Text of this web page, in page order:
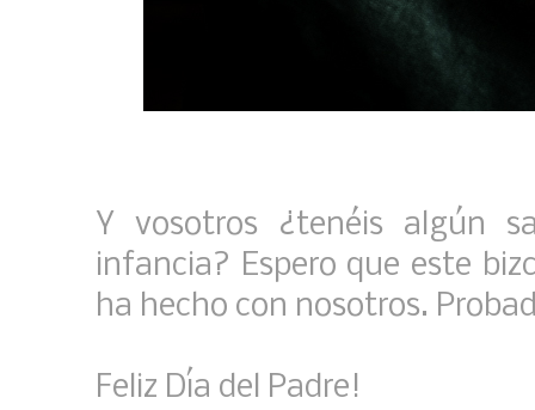
Y vosotros ¿tenéis algún
infancia? Espero que este
ha hecho con nosotros.
Feliz Día del Padre!